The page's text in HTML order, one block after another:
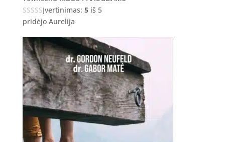
Įvertinimas: 5iš 5
pridėjo Aurelija